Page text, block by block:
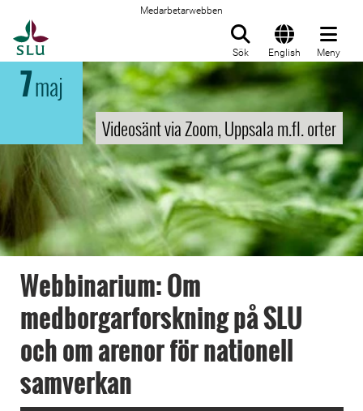
Medarbetarwebben
Sök English Meny
7maj
Videosänt via Zoom, Uppsala m.fl. orter
Webbinarium: Om
medborgarforskning på SLU
och om arenor för nationell
samverkan